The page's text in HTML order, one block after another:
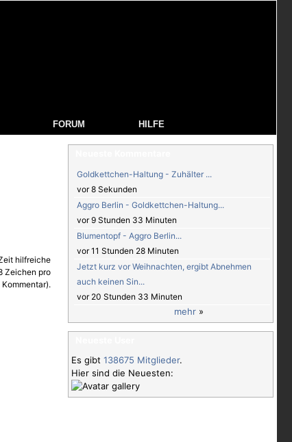
FORUM HILFE
Goldkettchen-Haltung - Zuhälter ...
vor 8 Sekunden
Aggro Berlin - Goldkettchen-Haltung...
vor 9 Stunden 33 Minuten
Blumentopf - Aggro Berlin...
vor 11 Stunden 28 Minuten
Jetzt kurz vor Weihnachten, ergibt Abnehmen
auch keinen Sin...
vor 20 Stunden 33 Minuten
mehr »
Es gibt 138675 Mitglieder.
Hier sind die Neuesten: